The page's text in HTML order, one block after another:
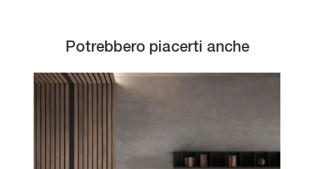
Potrebbero piacerti anche